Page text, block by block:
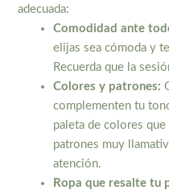
adecuada:
Comodidad ante
elijas sea cómoda y
Recuerda que la
Colores y patrones:
complementen tu
paleta de colores
patrones muy
atención.
Ropa que resalte tu